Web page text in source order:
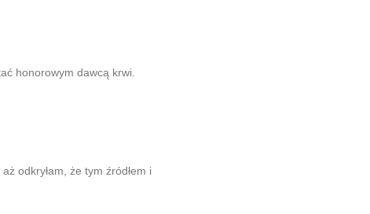
honorowym dawcą krwi.
odkryłam, że tym źródłem i